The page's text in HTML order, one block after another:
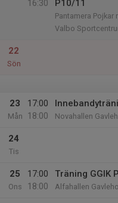
16:30
P10/11
Pantamera
Valbo
22
Sön
23
Mån
17:00
18:00
Novahallen
24
Tis
25
Ons
17:00
18:00
Träning GGIK
Alfahallen